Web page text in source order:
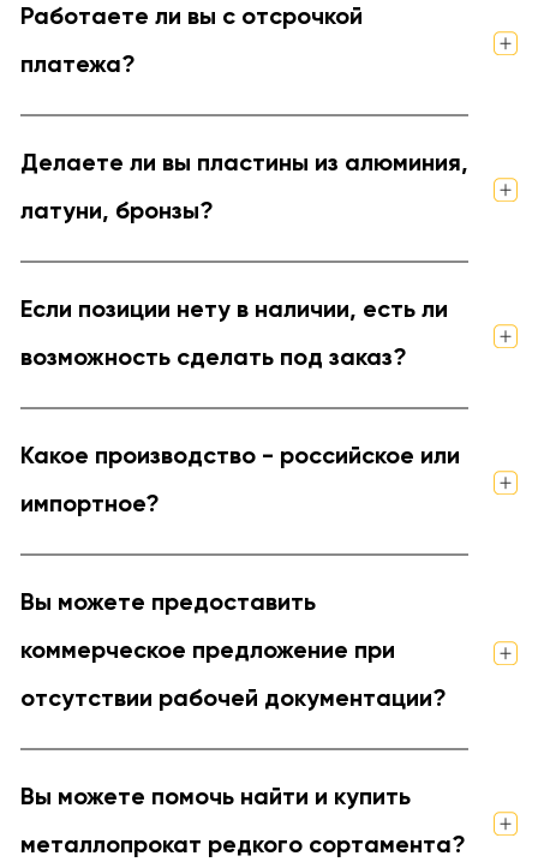
Работаете ли вы с отсрочкой
платежа?
Делаете ли вы пластины из алюминия,
латуни, бронзы?
Если позиции нету в наличии, есть ли
возможность сделать под заказ?
Какое производство - российское или
импортное?
Вы можете предоставить
коммерческое предложение при
отсутствии рабочей документации?
Вы можете помочь найти и купить
металлопрокат редкого сортамента?